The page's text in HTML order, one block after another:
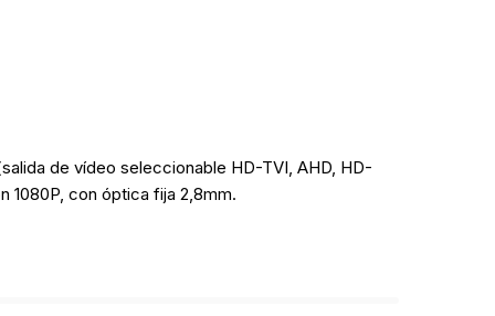
de vídeo seleccionable HD-TVI, AHD, HD-
1080P, con óptica fija 2,8mm.